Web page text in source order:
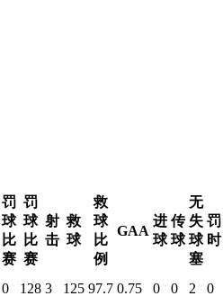
罚
球
比
赛
罚
球
比
赛
射
击
救
球
救
球
比
例
GAA
进
球
传
球
无
失
球
塞
罚
时
0 128 3 125 97.7 0.75 0 0 2
0